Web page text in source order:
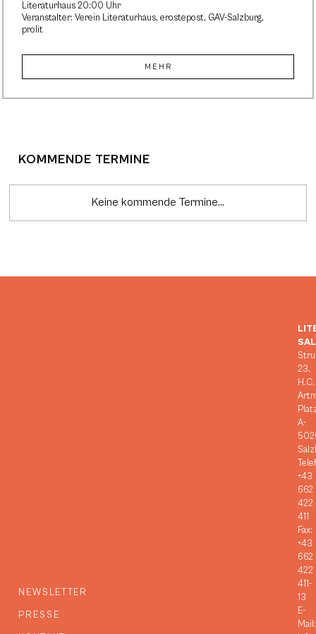
Literaturhaus 20:00 Uhr
Veranstalter: Verein Literaturhaus, erostepost, GAV-Salzburg,
prolit
MEHR
KOMMENDE TERMINE
Keine kommende Termine...
NEWSLETTER
PRESSE
23,
H.C.
A-
+43
662
422
411
Fax:
+43
662
422
411-
13
E-
Mail: